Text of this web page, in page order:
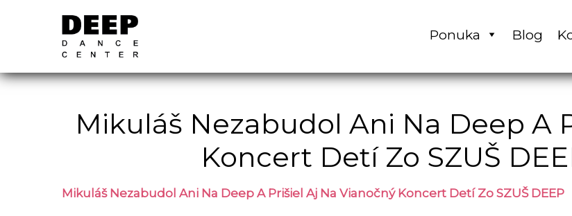
Ponuka Blog
Mikuláš Nezabudol Ani Na Deep A
Koncert Detí Zo SZUŠ
Mikuláš Nezabudol Ani Na Deep A Prišiel Aj Na Vianočný Koncert Detí Zo SZUŠ DEEP